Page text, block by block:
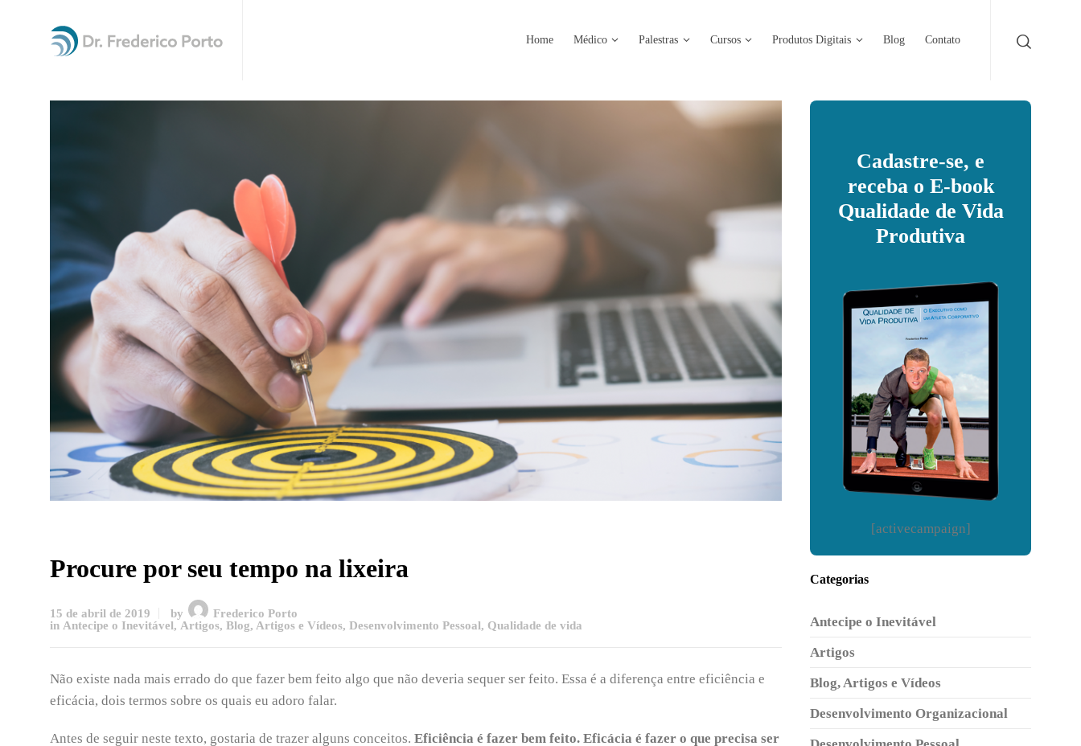
Home Médico Palestras Cursos Produtos Digitais Blog Contato
Procure por seu tempo na lixeira
15 de abril de 2019 by
Frederico Porto
in Antecipe o Inevitável, Artigos, Blog, Artigos e Vídeos, Desenvolvimento Pessoal, Qualidade de vida
Não existe nada mais errado do que fazer bem feito algo que não deveria sequer ser feito. Essa é a diferença entre eficiência e
eficácia, dois termos sobre os quais eu adoro falar.
Antes de seguir neste texto, gostaria de trazer alguns conceitos. Eficiência é fazer bem feito. Eficácia é fazer o que precisa ser
Cadastre-se, e
receba o E-book
Qualidade de Vida
Produtiva
[activecampaign]
Categorias
Antecipe o Inevitável
Artigos
Blog, Artigos e Vídeos
Desenvolvimento Organizacional